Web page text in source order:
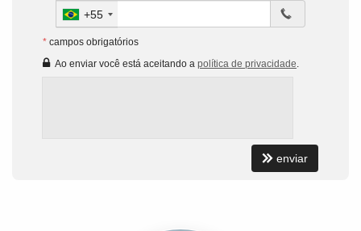
+55
* campos obrigatórios
Ao enviar você está aceitando a política de privacidade
enviar